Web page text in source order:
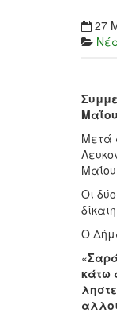
27
Μετά
Οι
Ο
«
κάτω